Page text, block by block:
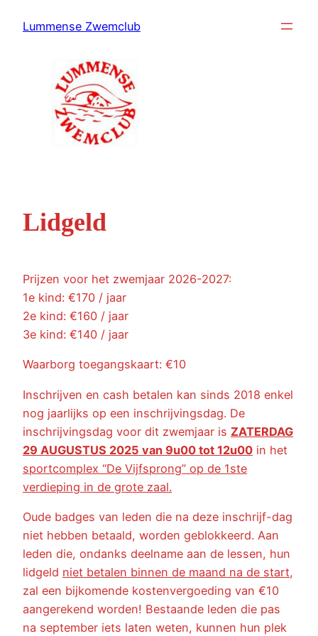
naarLummense Zwemclub
Lidgeld
Prijzen voor het zwemjaar 2026-2027:
1e kind: €170 / jaar
2e kind: €160 / jaar
3e kind: €140 / jaar
Waarborg toegangskaart: €10
Inschrijven en cash betalen kan sinds 2018 enkel
nog jaarlijks op een inschrijvingsdag. De
inschrijvingsdag voor dit zwemjaar is ZATERDAG
29 AUGUSTUS 2025 van 9u00 tot 12u00 in het
sportcomplex “De Vijfsprong” op de 1ste
verdieping in de grote zaal.
Oude badges van leden die na deze inschrijf-dag
niet hebben betaald, worden geblokkeerd. Aan
leden die, ondanks deelname aan de lessen, hun
lidgeld niet betalen binnen de maand na de start,
zal een bijkomende kostenvergoeding van €10
aangerekend worden! Bestaande leden die pas
na september iets laten weten, kunnen hun plek